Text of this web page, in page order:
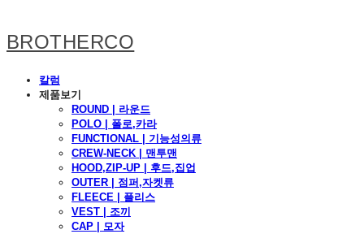
BROTHERCO
칼럼
제품보기
ROUND | 라운드
POLO | 폴로,카라
FUNCTIONAL | 기능성의류
CREW-NECK | 맨투맨
HOOD,ZIP-UP | 후드,집업
OUTER | 점퍼,자켓류
FLEECE | 플리스
VEST | 조끼
CAP | 모자